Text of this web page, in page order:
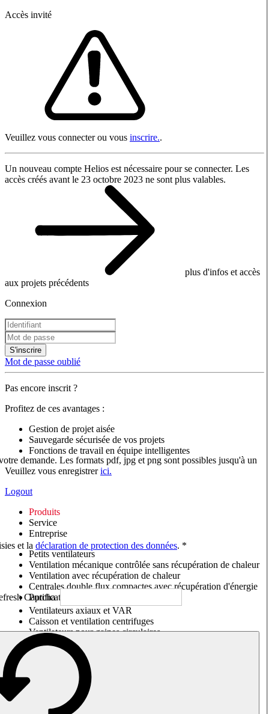
Accès invité
Veuillez vous connecter ou vous inscrire..
Un nouveau compte Helios est nécessaire pour se connecter. Les
accès créés avant le 23 octobre 2023 ne sont plus valables.
plus d'infos et accès
aux projets précédents
Connexion
S'inscrire
Mot de passe oublié
Pas encore inscrit ?
Profitez de ces avantages :
Gestion de projet aisée
Sauvegarde sécurisée de vos projets
Fonctions de travail en équipe intelligentes
Veuillez vous enregistrerici.
Logout
Produits
Service
Entreprise
Petits ventilateurs
Ventilation mécanique contrôlée sans récupération de chaleur
Ventilation avec récupération de chaleur
Centrales double flux compactes avec récupération d'énergie
Purificateurs d'air/Moniteurs CO
Ventilateurs axiaux et VAR
Caisson et ventilation centrifuges
Ventilateurs pour gaines circulaires
Ventilateurs pour gaines rectangulaires
Tourelles de toiture
Désenfumage, détection incendie et ventilation de parking
Ventilateurs antidéflagrants
Mesurer. Contrôler. Réguler.
Traitement d'air
Accessoires aérauliques
demande. Les formats pdf, jpg et png sont possibles jusqu'à un
et la déclaration de protection des données. *